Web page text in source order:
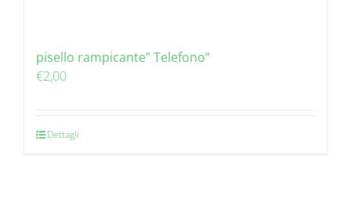
pisello rampicante” Telefono”
€2,00
Dettagli